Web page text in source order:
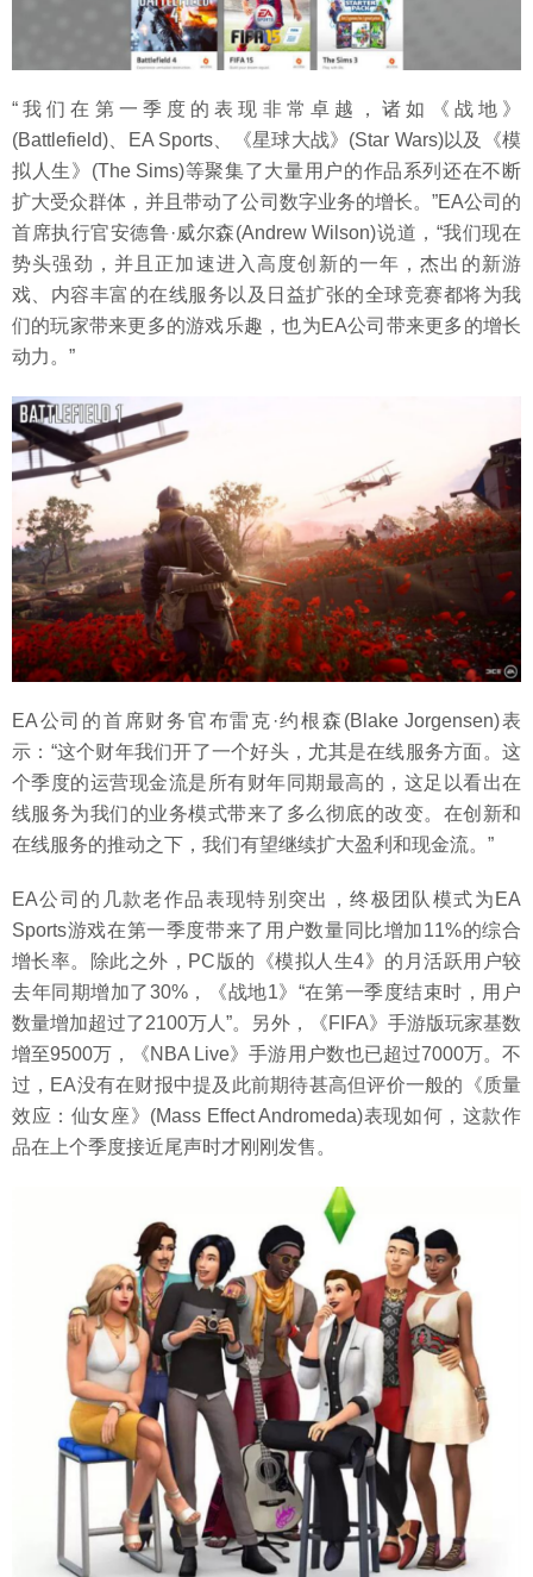
“我们在第一季度的表现非常卓越，诸如《战地》
(Battlefield)、EA Sports、《星球大战》(Star Wars)以及《模
拟人生》(The Sims)等聚集了大量用户的作品系列还在不断
扩大受众群体，并且带动了公司数字业务的增长。”EA公司的
首席执行官安德鲁·威尔森(Andrew Wilson)说道，“我们现在
势头强劲，并且正加速进入高度创新的一年，杰出的新游
戏、内容丰富的在线服务以及日益扩张的全球竞赛都将为我
们的玩家带来更多的游戏乐趣，也为EA公司带来更多的增长
动力。”
EA公司的首席财务官布雷克·约根森(Blake Jorgensen)表
示：“这个财年我们开了一个好头，尤其是在线服务方面。这
个季度的运营现金流是所有财年同期最高的，这足以看出在
线服务为我们的业务模式带来了多么彻底的改变。在创新和
在线服务的推动之下，我们有望继续扩大盈利和现金流。”
EA公司的几款老作品表现特别突出，终极团队模式为EA
Sports游戏在第一季度带来了用户数量同比增加11%的综合
增长率。除此之外，PC版的《模拟人生4》的月活跃用户较
去年同期增加了30%，《战地1》“在第一季度结束时，用户
数量增加超过了2100万人”。另外，《FIFA》手游版玩家基数
增至9500万，《NBA Live》手游用户数也已超过7000万。不
过，EA没有在财报中提及此前期待甚高但评价一般的《质量
效应：仙女座》(Mass Effect Andromeda)表现如何，这款作
品在上个季度接近尾声时才刚刚发售。